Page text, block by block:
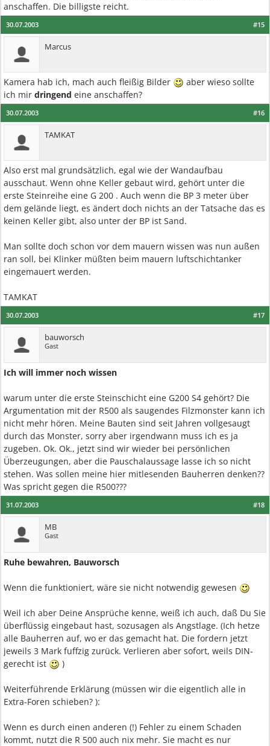
anschaffen. Die billigste reicht.
#15
30.07.2003
Marcus
Kamera hab ich, mach auch fleißig Bilder
aber wieso sollte
ich mir dringend eine anschaffen?
#16
30.07.2003
TAMKAT
Also erst mal grundsätzlich, egal wie der Wandaufbau
ausschaut. Wenn ohne Keller gebaut wird, gehört unter die
erste Steinreihe eine G 200 . Auch wenn die BP 3 meter über
dem gelände liegt, es ändert doch nichts an der Tatsache das es
keinen Keller gibt, also unter der BP ist Sand.
Man sollte doch schon vor dem mauern wissen was nun außen
ran soll, bei Klinker müßten beim mauern luftschichtanker
eingemauert werden.
TAMKAT
#17
30.07.2003
bauworsch
Gast
Ich will immer noch wissen
warum unter die erste Steinschicht eine G200 S4 gehört? Die
Argumentation mit der R500 als saugendes Filzmonster kann ich
nicht mehr hören. Meine Bauten sind seit Jahren vollgesaugt
durch das Monster, sorry aber irgendwann muss ich es ja
zugeben. Ok. Ok., jetzt sind wir wieder bei persönlichen
Überzeugungen, aber die Pauschalaussage lasse ich so nicht
stehen. Was sollen meine hier mitlesenden Bauherren denken??
Was spricht gegen die R500???
#18
31.07.2003
MB
Gast
Ruhe bewahren, Bauworsch
Wenn die funktioniert, wäre sie nicht notwendig gewesen
Weil ich aber Deine Ansprüche kenne, weiß ich auch, daß Du Sie
überflüssig eingebaut hast, sozusagen als Angstlage. (Ich hetze
alle Bauherren auf, wo er das gemacht hat. Die fordern jetzt
jeweils 3 Mark fuffzig zurück. Verlieren aber sofort, weils DIN-
gerecht ist
)
Weiterführende Erklärung (müssen wir die eigentlich alle in
Extra-Foren schieben? ):
Wenn es durch einen anderen (!) Fehler zu einem Schaden
kommt, nutzt die R 500 auch nix mehr. Sie macht es nur